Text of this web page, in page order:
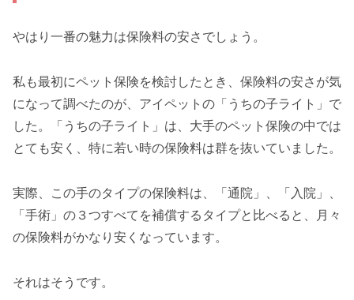
やはり一番の魅力は保険料の安さでしょう。
私も最初にペット保険を検討したとき、保険料の安さが気
になって調べたのが、アイペットの「うちの子ライト」で
した。「うちの子ライト」は、大手のペット保険の中では
とても安く、特に若い時の保険料は群を抜いていました。
実際、この手のタイプの保険料は、「通院」、「入院」、
「手術」の３つすべてを補償するタイプと比べると、月々
の保険料がかなり安くなっています。
それはそうです。